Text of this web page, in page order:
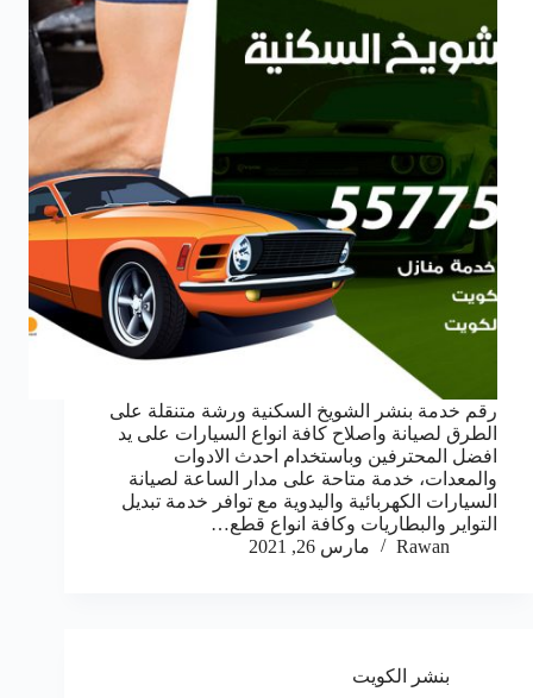
رقم خدمة بنشر الشويخ السكنية ورشة متنقلة على
الطرق لصيانة واصلاح كافة انواع السيارات على يد
افضل المحترفين وباستخدام احدث الادوات
والمعدات، خدمة متاحة على مدار الساعة لصيانة
السيارات الكهربائية واليدوية مع توافر خدمة تبديل
التواير والبطاريات وكافة انواع قطع…
Rawan
مارس 26, 2021
بنشر الكويت